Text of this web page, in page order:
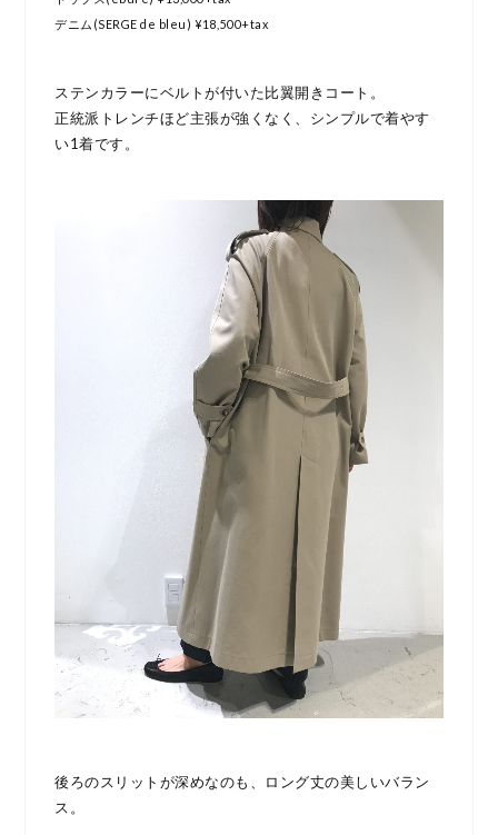
デニム(SERGE de bleu) ¥18,500+tax
ステンカラーにベルトが付いた比翼開きコート。
正統派トレンチほど主張が強くなく、シンプルで着やす
い1着です。
後ろのスリットが深めなのも、ロング丈の美しいバラン
ス。